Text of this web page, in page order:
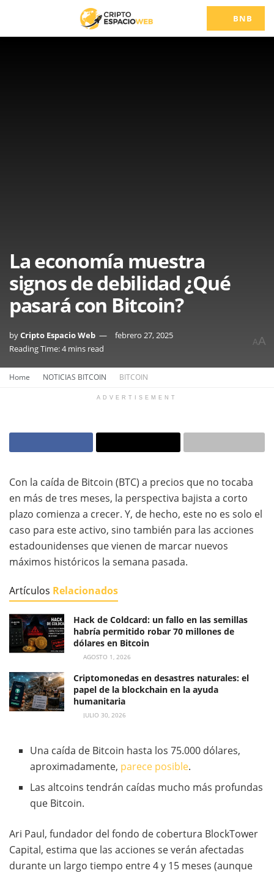
BNB
La economía muestra
signos de debilidad ¿Qué
pasará con Bitcoin?
byCripto Espacio Web
febrero 27, 2025
Reading Time: 4 mins read
AA
Home NOTICIAS BITCOIN BITCOIN
ADVERTISEMENT
Con la caída de Bitcoin (BTC) a precios que no tocaba
en más de tres meses, la perspectiva bajista a corto
plazo comienza a crecer. Y, de hecho, este no es solo el
caso para este activo, sino también para las acciones
estadounidenses que vienen de marcar nuevos
máximos históricos la semana pasada.
Artículos Relacionados
Hack de Coldcard: un fallo en las semillas
habría permitido robar 70 millones de
dólares en Bitcoin
AGOSTO 1, 2026
Criptomonedas en desastres naturales: el
papel de la blockchain en la ayuda
humanitaria
JULIO 30, 2026
Una caída de Bitcoin hasta los 75.000 dólares,
aproximadamente, parece posible.
Las altcoins tendrán caídas mucho más profundas
que Bitcoin.
Ari Paul, fundador del fondo de cobertura BlockTower
Capital, estima que las acciones se verán afectadas
durante un largo tiempo entre 4 y 15 meses (aunque